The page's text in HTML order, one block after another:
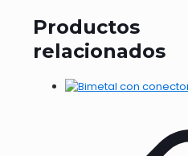
Productos
relacionados